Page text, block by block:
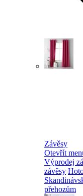
Závěsy
Otevřít
Výprodej
závěsy
přehozům